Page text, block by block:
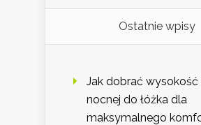
Ostatnie wpisy
Jak dobrać wysokość
nocnej do łóżka dla
maksymalnego